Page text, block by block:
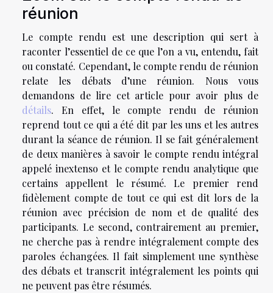
réunion
Le compte rendu est une description qui sert à
raconter l’essentiel de ce que l’on a vu, entendu, fait
ou constaté. Cependant, le compte rendu de réunion
relate les débats d’une réunion. Nous vous
demandons de lire cet article pour avoir plus de
détails. En effet, le compte rendu de réunion
reprend tout ce qui a été dit par les uns et les autres
durant la séance de réunion. Il se fait généralement
de deux manières à savoir le compte rendu intégral
appelé inextenso et le compte rendu analytique que
certains appellent le résumé. Le premier rend
fidèlement compte de tout ce qui est dit lors de la
réunion avec précision de nom et de qualité des
participants. Le second, contrairement au premier,
ne cherche pas à rendre intégralement compte des
paroles échangées. Il fait simplement une synthèse
des débats et transcrit intégralement les points qui
ne peuvent pas être résumés.